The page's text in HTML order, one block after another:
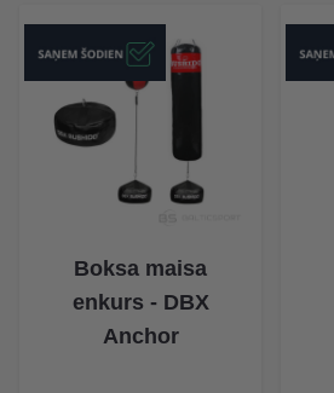
Boksa maisa
enkurs - DBX
Anchor